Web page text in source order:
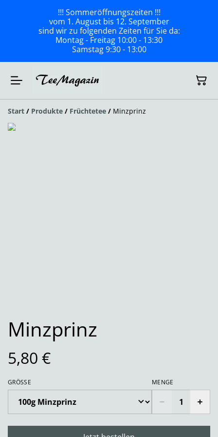
!!! Sommeröffnungszeiten !!!
vom 1. August bis 12. September
sind wir zu folgenden Zeiten für Sie da:
Montag - Freitag 10:00 - 13:30
Samstag 9:30 - 13:00
Start / Produkte / Früchtetee / Minzprinz
Minzprinz
5,80 €
GRÖSSE MENGE